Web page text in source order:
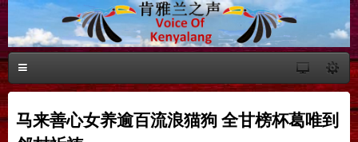
马来善心女养逾百流浪猫狗 全甘榜杯葛唯到